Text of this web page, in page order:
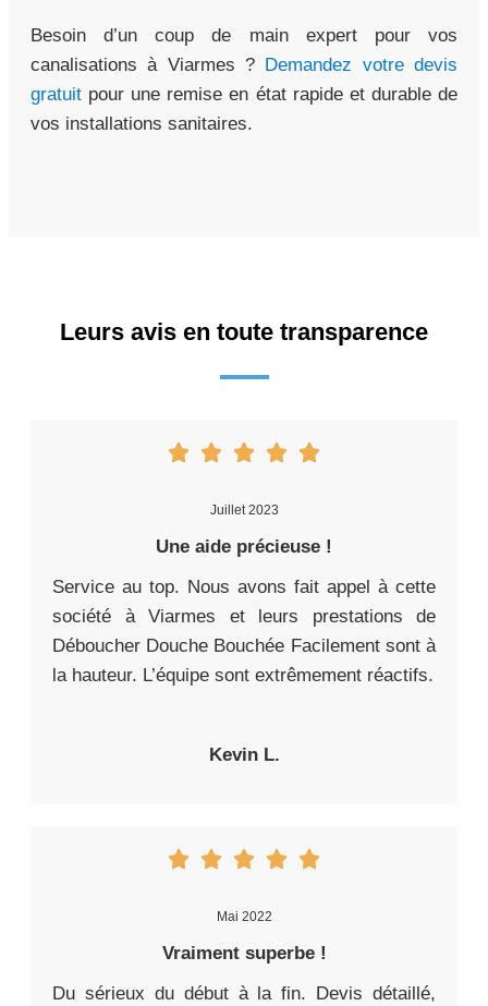
Besoin d’un coup de main expert pour vos
canalisations à Viarmes ? Demandez votre devis
gratuit pour une remise en état rapide et durable de
vos installations sanitaires.
Leurs avis en toute transparence
Juillet 2023
Une aide précieuse !
Service au top. Nous avons fait appel à cette
société à Viarmes et leurs prestations de
Déboucher Douche Bouchée Facilement sont à
la hauteur. L’équipe sont extrêmement réactifs.
Kevin L.
Mai 2022
Vraiment superbe !
Du sérieux du début à la fin. Devis détaillé,